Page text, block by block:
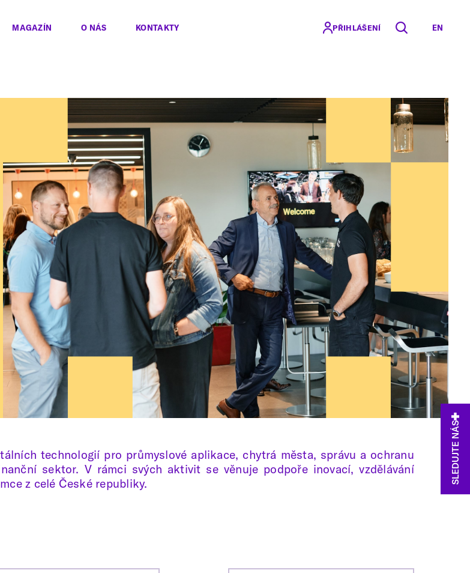
MAGAZÍN O NÁS KONTAKTY PŘIHLÁŠENÍ EN
technologií pro průmyslové aplikace, chytrá města, správu a ochranu
sektor. V rámci svých aktivit se věnuje podpoře inovací, vzdělávání
z celé České republiky.
SLEDUJTE NÁS